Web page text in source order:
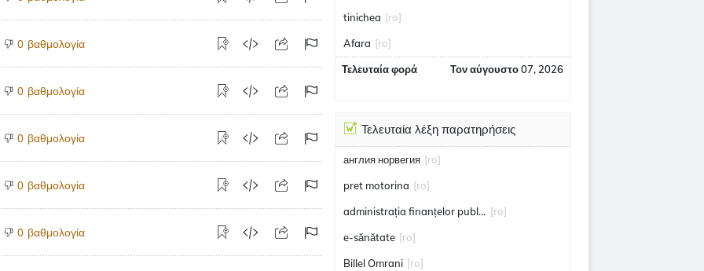
0 βαθμολογία
0 βαθμολογία
0 βαθμολογία
0 βαθμολογία
0 βαθμολογία
tinichea [ro]
Afara [ro]
Τελευταία φορά Τον αύγουστο 07, 2026
Τελευταία λέξη παρατηρήσεις
англия норвегия [ro]
pret motorina [ro]
administrația finanțelor publice [ro]
e-sănătate [ro]
Billel Omrani [ro]